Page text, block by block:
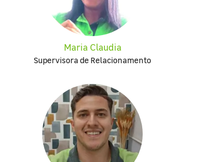
Maria Claudia
Supervisora de Relacionamento